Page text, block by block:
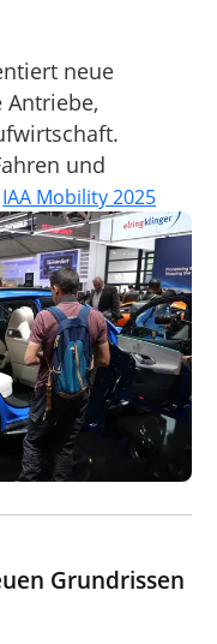
neue
und
IAA Mobility 2025
Grundrissen